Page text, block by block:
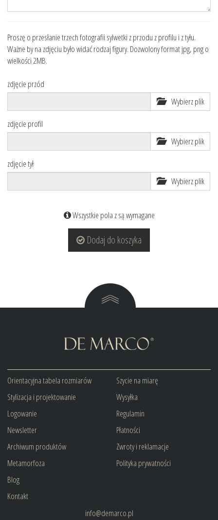
Proszę o przesłanie trzech fotografii sylwetki z przodu z profilu i z tyłu.
Ważne by na zdjęciu było widać rodzaj figury. Dozwolony format jpg, png o
wielkości 2MB.
zdjęcie przód
Wybierz plik
zdjęcie profil
Wybierz plik
zdjęcie tył
Wybierz plik
Wszystkie pola z są wymagane
Dodaj do koszyka
Orientacyjna tabela rozmiarów
Stylizacja i projektowanie
Logowanie
Newsletter
Archiwum produktów
Metamorfoza
Blog
Kontakt
Szycie na miarę
Wysyłka
Regulamin
Płatności
Zwroty i reklamacje
Polityka prywatności
info@demarco.pl